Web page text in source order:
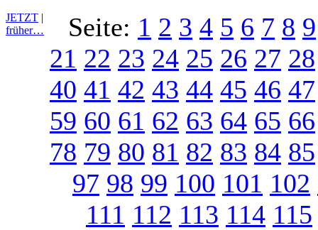
JETZT |
früher…
Seite: 1 2 3 4 5 6 7 8 9
21 22 23 24 25 26 27 28
40 41 42 43 44 45 46 47
59 60 61 62 63 64 65 66
78 79 80 81 82 83 84 85
97 98 99 100 101 102
111 112 113 114 115